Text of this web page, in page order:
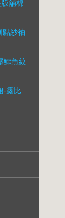
舖棉
點紗袖
鱷魚紋
-露比